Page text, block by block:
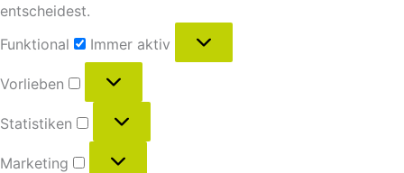
entscheidest.
Funktional
Immer aktiv
Vorlieben
Statistiken
Marketing